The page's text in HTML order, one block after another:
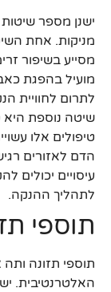
ישנן מספר
מניקות. אחת
מסייע בשיפור
מועיל בהפגת
לתרום לחוויית
שיטה נוספת היא
טיפולים אלו
הדם לאזורים
עיסויים יכולים
לתהליך ההנקה.
תוספי
תוספי תזונה
האלטרנטיבית.